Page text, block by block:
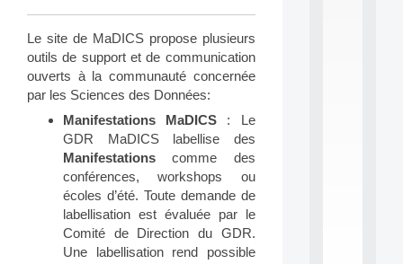
Le site de MaDICS propose plusieurs
outils de support et de communication
ouverts à la communauté concernée
par les Sciences des Données:
Manifestations MaDICS : Le
GDR MaDICS labellise des
Manifestations comme des
conférences, workshops ou
écoles d’été. Toute demande de
labellisation est évaluée par le
Comité de Direction du GDR.
Une labellisation rend possible